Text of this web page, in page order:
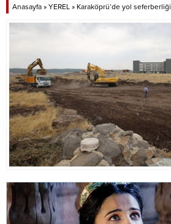
Anasayfa » YEREL » Karaköprü’de yol seferberliği